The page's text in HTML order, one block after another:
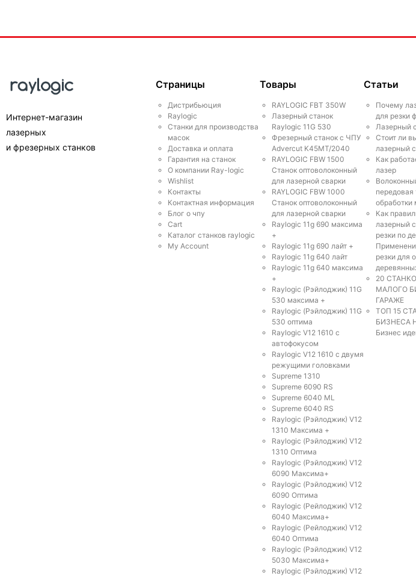
Интернет-магазин
лазерных
и фрезерных станков
Страницы
Дистрибьюция
Raylogic
Станки для производства
масок
Доставка и оплата
Гарантия на станок
О компании Ray-logic
Wishlist
Контакты
Контактная информация
Блог о чпу
Cart
Каталог станков raylogic
My Account
Товары
RAYLOGIC FBT 350W
Лазерный станок
Raylogic 11G 530
Фрезерный станок с ЧПУ
Advercut K45MT/2040
RAYLOGIC FBW 1500
Станок оптоволоконный
для лазерной сварки
RAYLOGIC FBW 1000
Станок оптоволоконный
для лазерной сварки
Raylogic 11g 690 максима
+
Raylogic 11g 690 лайт +
Raylogic 11g 640 лайт
Raylogic 11g 640 максима
+
Raylogic (Рэйлоджик) 11G
530 максима +
Raylogic (Рэйлоджик) 11G
530 оптима
Raylogic V12 1610 с
автофокусом
Raylogic V12 1610 с двумя
режущими головками
Supreme 1310
Supreme 6090 RS
Supreme 6040 ML
Supreme 6040 RS
Raylogic (Рэйлоджик) V12
1310 Максима +
Raylogic (Рэйлоджик) V12
1310 Оптима
Raylogic (Рэйлоджик) V12
6090 Максима+
Raylogic (Рэйлоджик) V12
6090 Оптима
Raylogic (Рейлоджик) V12
6040 Максима+
Raylogic (Рейлоджик) V12
6040 Оптима
Raylogic (Рэйлоджик) V12
5030 Максима+
Raylogic (Рэйлоджик) V12
Статьи
Почему
для резки
Лазерный
Стоит ли
лазерный
Как
лазер
передовая
обработки
Как
лазерный
резки по
резки для
20
МАЛОГО
ГАРАЖЕ
ТОП 15
БИЗНЕСА
Бизнес